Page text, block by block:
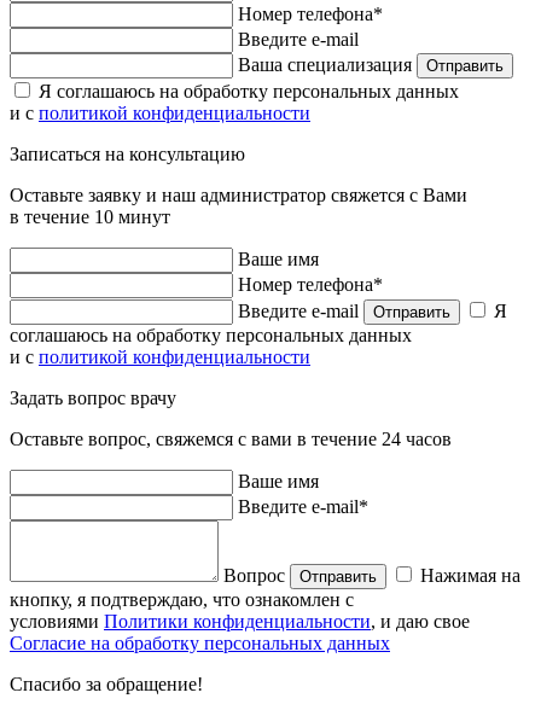
Номер телефона*
Введите e-mail
Ваша специализация
Отправить
Я соглашаюсь на обработку персональных данных
и с политикой конфиденциальности
Записаться на консультацию
Оставьте заявку и наш администратор свяжется с Вами
в течение 10 минут
Ваше имя
Номер телефона*
Введите e-mail
Отправить
Я
соглашаюсь на обработку персональных данных
и с политикой конфиденциальности
Задать вопрос врачу
Оставьте вопрос, свяжемся с вами в течение 24 часов
Ваше имя
Введите e-mail*
Вопрос Отправить
Нажимая на
кнопку, я подтверждаю, что ознакомлен с
условиями Политики конфиденциальности, и даю свое
Согласие на обработку персональных данных
Спасибо за обращение!